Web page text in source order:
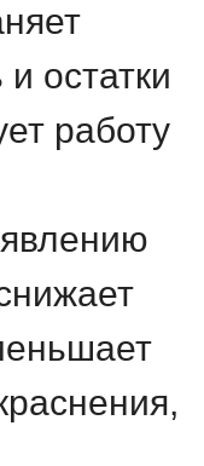
остатки
работу